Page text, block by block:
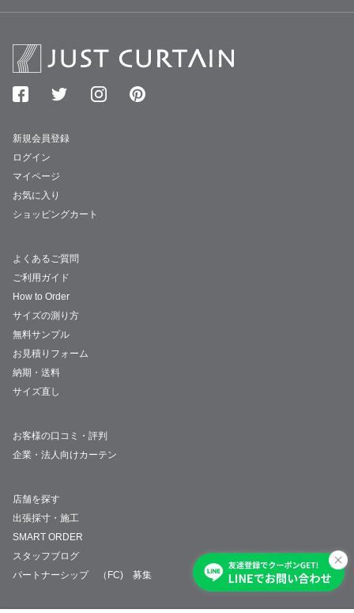
新規会員登録
ログイン
マイページ
お気に入り
ショッピングカート
よくあるご質問
ご利用ガイド
How to Order
サイズの測り方
無料サンプル
お見積りフォーム
納期・送料
サイズ直し
お客様の口コミ・評判
企業・法人向けカーテン
店舗を探す
出張採寸・施工
SMART ORDER
スタッフブログ
パートナーシップ （FC) 募集